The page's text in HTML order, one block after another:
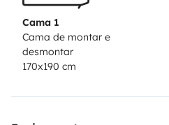
Cama 1
Cama de montar e
desmontar
170x190 cm